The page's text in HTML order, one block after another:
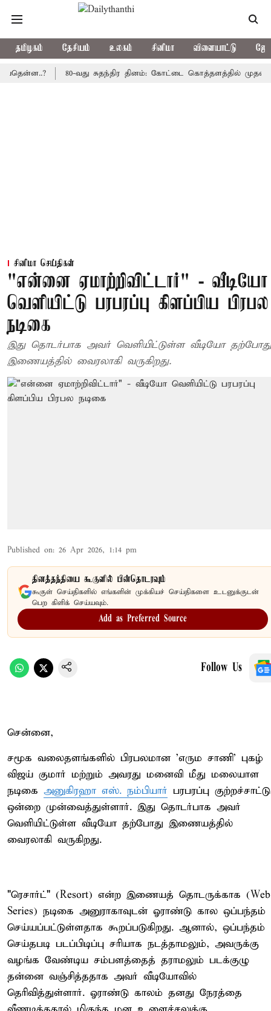
தமிழகம் தேசியம் உலகம் சினிமா விளையாட்டு
80-வது சுதந்திர தினம்: கோட்டை கொத்தளத்தில் முதல்
சினிமா செய்திகள்
"என்னை ஏமாற்றிவிட்டார்" - வீடியோ
வெளியிட்டு பரபரப்பு கிளப்பிய பிரபல
நடிகை
இது தொடர்பாக அவர் வெளியிட்டுள்ள வீடியோ தற்போது
இணையத்தில் வைரலாகி வருகிறது.
Published on: 26 Apr 2026, 1:14 pm
தினத்தந்தியை கூகுளில் பின்தொடரவும்
கூகுள் செய்திகளில் எங்களின் முக்கியச் செய்திகளை உடனுக்குடன்
பெற கிளிக் செய்யவும்.
Add as Preferred Source
Follow Us
சென்னை,
சமூக வலைதளங்களில் பிரபலமான 'எரும சாணி' புகழ்
விஜய் குமார் மற்றும் அவரது மனைவி மீது மலையாள
நடிகை அனுகிரஹா எஸ். நம்பியார் பரபரப்பு குற்றச்சாட்டு
ஒன்றை முன்வைத்துள்ளார். இது தொடர்பாக அவர்
வெளியிட்டுள்ள வீடியோ தற்போது இணையத்தில்
வைரலாகி வருகிறது.
"ரெசார்ட்" (Resort) என்ற இணையத் தொடருக்காக (Web
Series) நடிகை அனுராகாவுடன் ஓராண்டு கால ஒப்பந்தம்
செய்யப்பட்டுள்ளதாக கூறப்படுகிறது. ஆனால், ஒப்பந்தம்
செய்தபடி படப்பிடிப்பு சரியாக நடத்தாமலும், அவருக்கு
வழங்க வேண்டிய சம்பளத்தைத் தராமலும் படக்குழு
தன்னை வஞ்சித்ததாக அவர் வீடியோவில்
தெரிவித்துள்ளார். ஓராண்டு காலம் தனது நேரத்தை